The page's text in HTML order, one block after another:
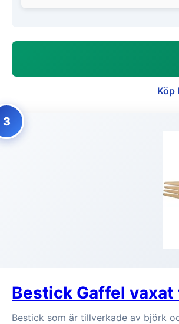
Köp
3
Bestick Gaffel
Bestick som är tillverkade av björk